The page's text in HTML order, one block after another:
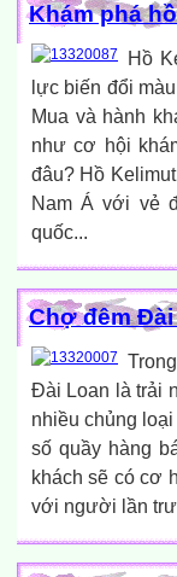
Khám phá
Hồ
lực biến đổi
Mua và hành
như cơ hội
đâu? Hồ
Nam Á với vẻ
quốc...
Chợ đêm
Đài Loan là trải
nhiều chủng
số quầy hàng
khách sẽ có cơ
với người lần